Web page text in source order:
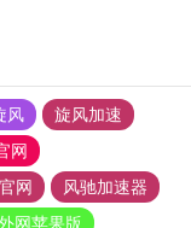
风
旋风加速
网
网
风驰加速器
网苹果版